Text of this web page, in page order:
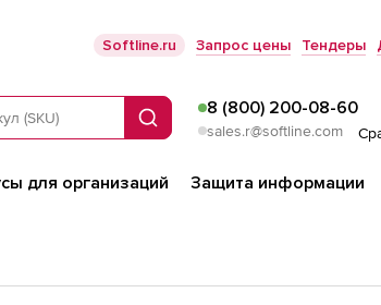
Softline.ru Запрос цены Тендеры
Поиск
8 (800) 200-08-60
sales.r@softline.com
для организаций Защита информации